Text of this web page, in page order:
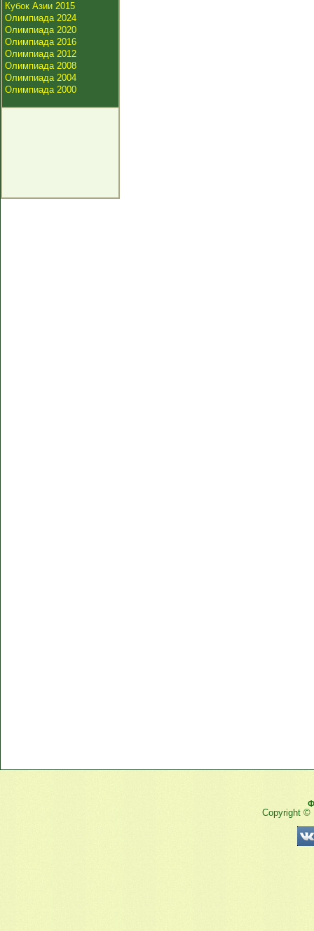
Кубок Азии 2015
Олимпиада 2024
Олимпиада 2020
Олимпиада 2016
Олимпиада 2012
Олимпиада 2008
Олимпиада 2004
Олимпиада 2000
Copyright ©